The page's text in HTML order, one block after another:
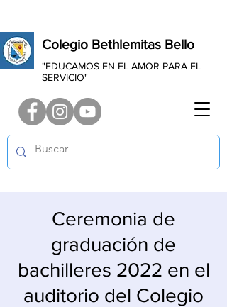
Colegio Bethlemitas Bello
"EDUCAMOS EN EL AMOR PARA EL
SERVICIO"
Ceremonia de
graduación de
bachilleres 2022 en el
auditorio del Colegio